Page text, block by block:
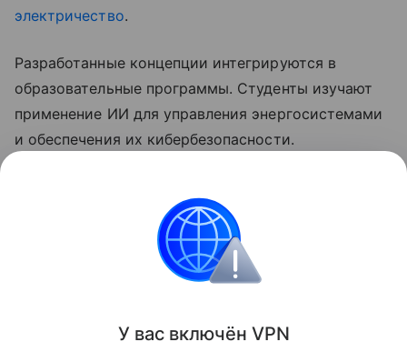
электричество.
Разработанные концепции интегрируются в
образовательные программы. Студенты изучают
применение ИИ для управления энергосистемами
и обеспечения их кибербезопасности.
способ быстрого обнаружения
поврежденных участков электросети.
У вас включён VPN